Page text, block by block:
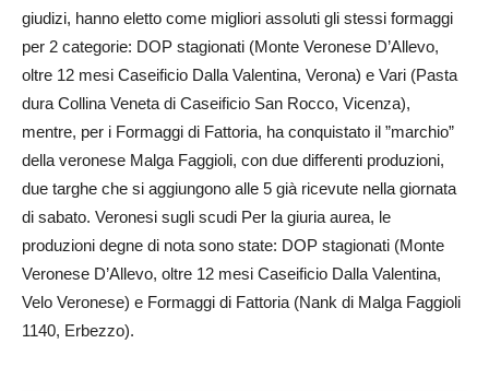
giudizi, hanno eletto come migliori assoluti gli stessi formaggi
per 2 categorie: DOP stagionati (Monte Veronese D’Allevo,
oltre 12 mesi Caseificio Dalla Valentina, Verona) e Vari (Pasta
dura Collina Veneta di Caseificio San Rocco, Vicenza),
mentre, per i Formaggi di Fattoria, ha conquistato il ”marchio”
della veronese Malga Faggioli, con due differenti produzioni,
due targhe che si aggiungono alle 5 già ricevute nella giornata
di sabato. Veronesi sugli scudi Per la giuria aurea, le
produzioni degne di nota sono state: DOP stagionati (Monte
Veronese D’Allevo, oltre 12 mesi Caseificio Dalla Valentina,
Velo Veronese) e Formaggi di Fattoria (Nank di Malga Faggioli
1140, Erbezzo).